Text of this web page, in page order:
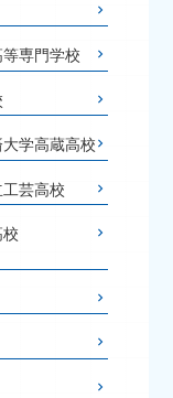
専門学校
学高蔵高校
芸高校